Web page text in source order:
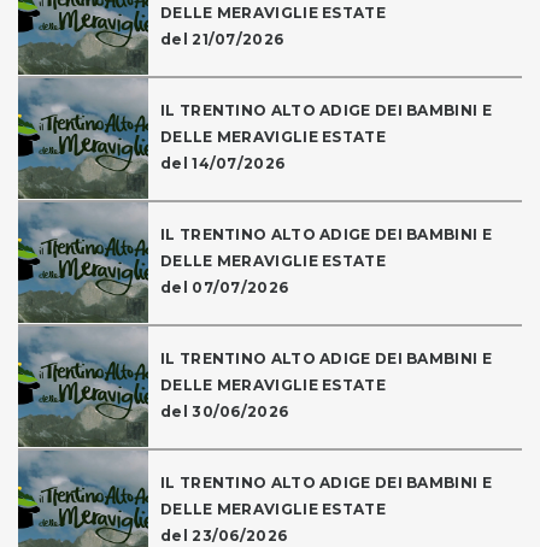
DELLE MERAVIGLIE ESTATE
del 21/07/2026
IL TRENTINO ALTO ADIGE DEI BAMBINI E
DELLE MERAVIGLIE ESTATE
del 14/07/2026
IL TRENTINO ALTO ADIGE DEI BAMBINI E
DELLE MERAVIGLIE ESTATE
del 07/07/2026
IL TRENTINO ALTO ADIGE DEI BAMBINI E
DELLE MERAVIGLIE ESTATE
del 30/06/2026
IL TRENTINO ALTO ADIGE DEI BAMBINI E
DELLE MERAVIGLIE ESTATE
del 23/06/2026